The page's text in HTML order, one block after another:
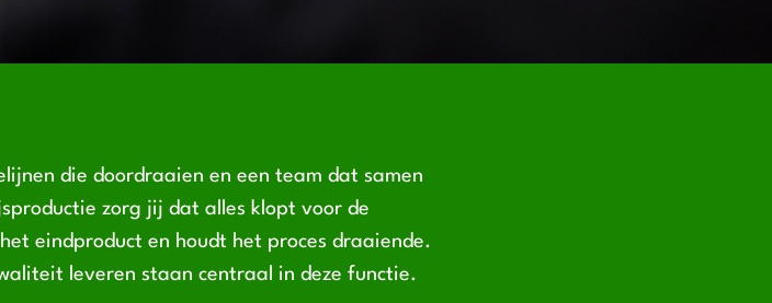
die doordraaien en een team dat samen
zorg jij dat alles klopt voor de
eindproduct en houdt het proces draaiende.
leveren staan centraal in deze functie.